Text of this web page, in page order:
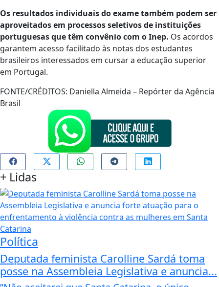
Os resultados individuais do exame também podem ser
aproveitados em processos seletivos de instituições
portuguesas que têm convênio com o Inep. Os acordos
garantem acesso facilitado às notas dos estudantes
brasileiros interessados em cursar a educação superior
em Portugal.
FONTE/CRÉDITOS: Daniella Almeida – Repórter da Agência
Brasil
+ Lidas
Política
Deputada feminista Carolline Sardá toma
posse na Assembleia Legislativa e anuncia...